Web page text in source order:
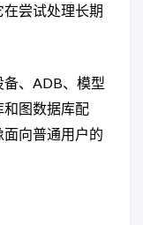
尝试处理长期
、ADB、模型
图数据库配
向普通用户的